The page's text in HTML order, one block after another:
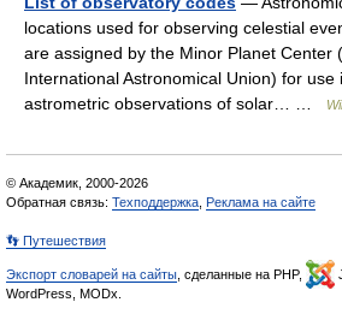
locations used for observing celestial
are assigned by the Minor Planet Center
International Astronomical Union) for use
astrometric observations of solar… …
© Академик, 2000-2026
Обратная связь: Техподдержка Реклама на сайте
👣 Путешествия
Экспорт словарей на сайты , сделанные на PHP,
WordPress, MODx.